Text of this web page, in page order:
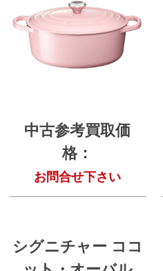
中古参考買取価
格：
お問合せ下さい
シグニチャー ココ